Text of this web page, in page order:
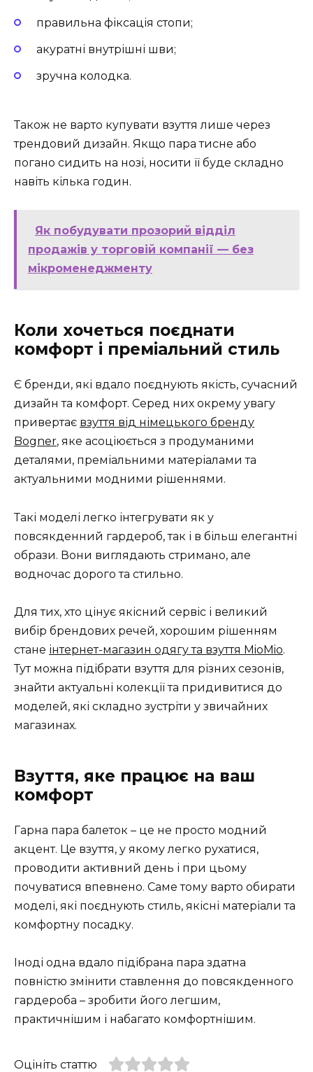
правильна фіксація стопи;
акуратні внутрішні шви;
зручна колодка.
Також не варто купувати взуття лише через
трендовий дизайн. Якщо пара тисне або
погано сидить на нозі, носити її буде складно
навіть кілька годин.
Як побудувати прозорий відділ
продажів у торговій компанії — без
мікроменеджменту
Коли хочеться поєднати
комфорт і преміальний стиль
Є бренди, які вдало поєднують якість, сучасний
дизайн та комфорт. Серед них окрему увагу
привертає взуття від німецького бренду
Bogner, яке асоціюється з продуманими
деталями, преміальними матеріалами та
актуальними модними рішеннями.
Такі моделі легко інтегрувати як у
повсякденний гардероб, так і в більш елегантні
образи. Вони виглядають стримано, але
водночас дорого та стильно.
Для тих, хто цінує якісний сервіс і великий
вибір брендових речей, хорошим рішенням
стане інтернет-магазин одягу та взуття MioMio.
Тут можна підібрати взуття для різних сезонів,
знайти актуальні колекції та придивитися до
моделей, які складно зустріти у звичайних
магазинах.
Взуття, яке працює на ваш
комфорт
Гарна пара балеток – це не просто модний
акцент. Це взуття, у якому легко рухатися,
проводити активний день і при цьому
почуватися впевнено. Саме тому варто обирати
моделі, які поєднують стиль, якісні матеріали та
комфортну посадку.
Іноді одна вдало підібрана пара здатна
повністю змінити ставлення до повсякденного
гардероба – зробити його легшим,
практичнішим і набагато комфортнішим.
Оцініть статтю